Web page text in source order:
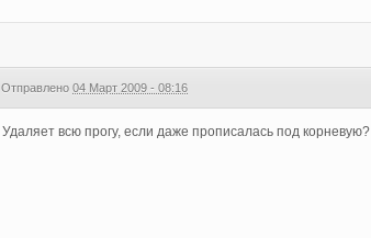
Отправлено04 Март 2009 - 08:16
Удаляет всю прогу, если даже прописалась под корневую?